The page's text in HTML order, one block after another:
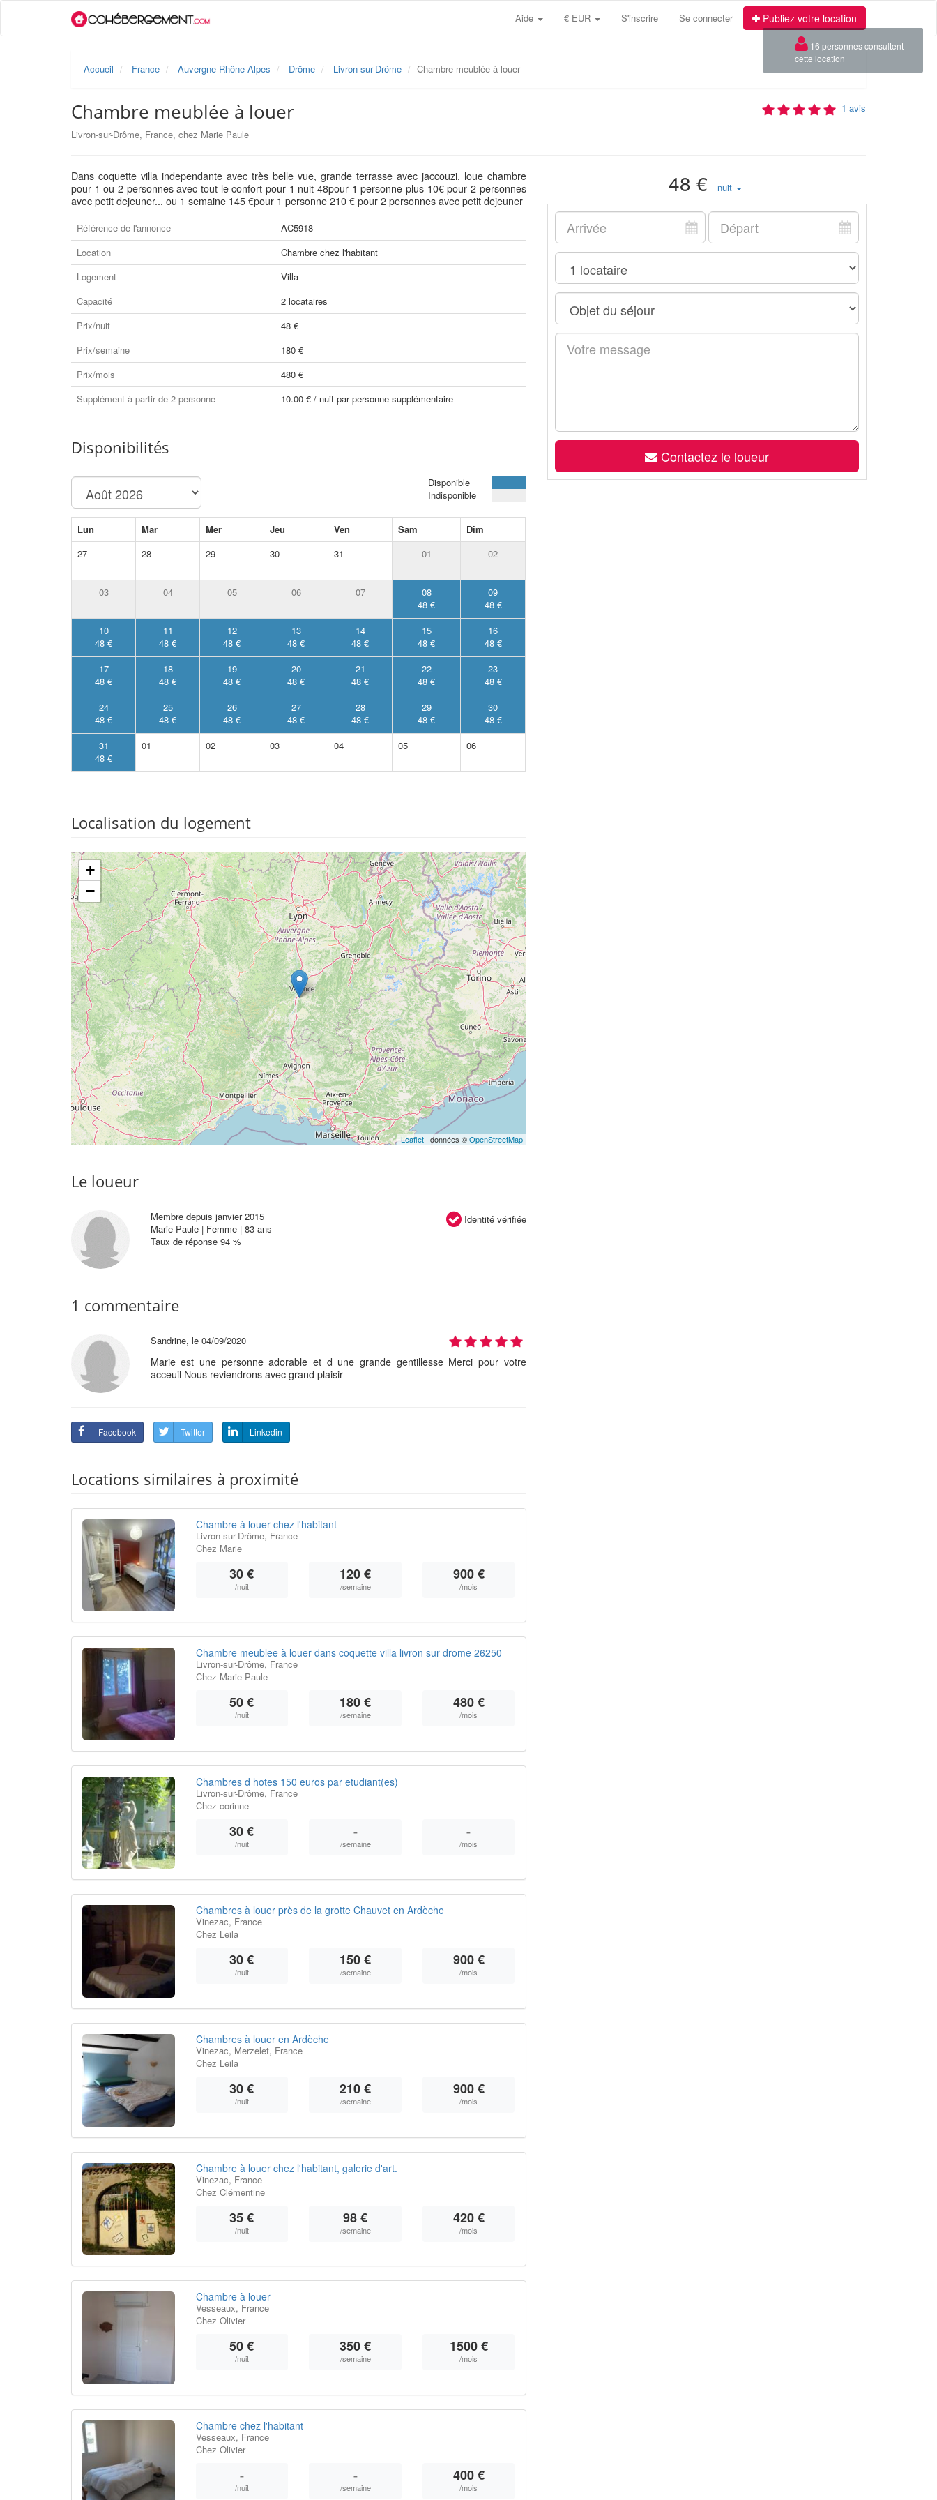
Aide € EUR S'inscrire Se connecter Publiez votre location
Accueil France Auvergne-Rhône-Alpes Drôme Livron-sur-Drôme Chambre meublée à louer
Chambre meublée à louer
Livron-sur-Drôme, France, chez Marie Paule
1 avis
48 € nuit
Contactez le loueur
Dans coquette villa independante avec très belle vue, grande terrasse avec jaccouzi, loue chambre
pour 1 ou 2 personnes avec tout le confort pour 1 nuit 48pour 1 personne plus 10€ pour 2 personnes
avec petit dejeuner... ou 1 semaine 145 €pour 1 personne 210 € pour 2 personnes avec petit dejeuner
Référence de l'annonce
AC5918
Location
Chambre chez l'habitant
Logement
Villa
Capacité
2 locataires
Prix/nuit
48 €
Prix/semaine
180 €
Prix/mois
480 €
Supplément à partir de 2 personne
10.00 € / nuit par personne supplémentaire
Disponibilités
Disponible
Indisponible
Lun Mar Mer Jeu Ven Sam
Dim
27
28 29 30 31 01 02
03 04 05 06 07
08
48 €
09
48 €
10
48 €
11
48 €
12
48 €
13
48 €
14
48 €
15
48 €
16
48 €
17
48 €
18
48 €
19
48 €
20
48 €
21
48 €
22
48 €
23
48 €
24
48 €
25
48 €
26
48 €
27
48 €
28
48 €
29
48 €
30
48 €
31
48 €
01 02 03 04 05 06
Localisation du logement
+
−
Leaflet| données ©OpenStreetMap
Le loueur
Identité vérifiée
Membre depuis janvier 2015
Marie Paule | Femme | 83 ans
Taux de réponse 94 %
1 commentaire
Sandrine, le 04/09/2020
Marie est une personne adorable et d une grande gentillesse Merci pour votre
acceuil Nous reviendrons avec grand plaisir
Facebook Twitter Linkedin
Locations similaires à proximité
Chambre à louer chez l'habitant
Livron-sur-Drôme, France
Chez Marie
30 €
/nuit
120 €
/semaine
900 €
/mois
Chambre meublee à louer dans coquette villa livron sur drome 26250
Livron-sur-Drôme, France
Chez Marie Paule
50 €
/nuit
180 €
/semaine
480 €
/mois
Chambres d hotes 150 euros par etudiant(es)
Livron-sur-Drôme, France
Chez corinne
30 €
/nuit
-
/semaine
-
/mois
Chambres à louer près de la grotte Chauvet en Ardèche
Vinezac, France
Chez Leila
30 €
/nuit
150 €
/semaine
900 €
/mois
Chambres à louer en Ardèche
Vinezac, Merzelet, France
Chez Leila
30 €
/nuit
210 €
/semaine
900 €
/mois
Chambre à louer chez l'habitant, galerie d'art.
Vinezac, France
Chez Clémentine
35 €
/nuit
98 €
/semaine
420 €
/mois
Chambre à louer
Vesseaux, France
Chez Olivier
50 €
/nuit
350 €
/semaine
1500 €
/mois
Chambre chez l'habitant
Vesseaux, France
Chez Olivier
-
/nuit
-
/semaine
400 €
/mois
×
16 personnes consultent
cette location